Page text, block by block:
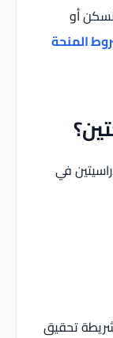
أو
المنحة
في
شريطة تحقيق